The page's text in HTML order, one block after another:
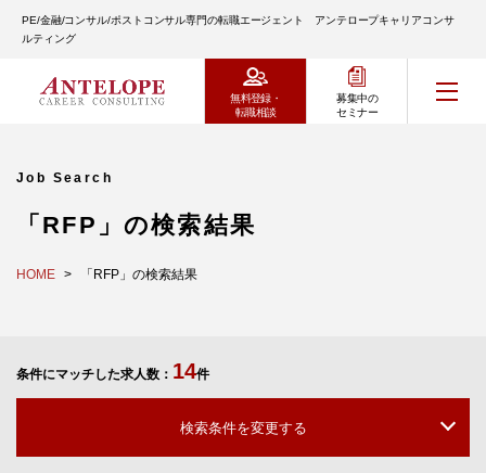
PE/金融/コンサル/ポストコンサル専門の転職エージェント アンテロープキャリアコンサ
ルティング
無料登録・
転職相談
募集中の
セミナー
Job Search
「RFP」の検索結果
HOME 「RFP」の検索結果
条件にマッチした求人数： 14件
検索条件を変更する